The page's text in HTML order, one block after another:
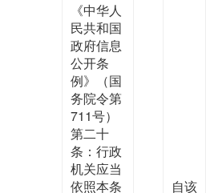
《中华人
民共和国
政府信息
公开条
例》（国
务院令第
711号）
第二十
条：行政
机关应当
依照本条
自该